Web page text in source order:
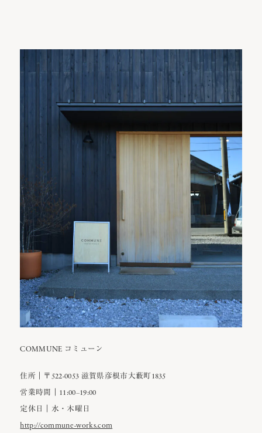
COMMUNE コミューン
住所｜〒522-0053 滋賀県彦根市大藪町1835
営業時間｜11:00−19:00
定休日｜水・木曜日
http://commune-works.com